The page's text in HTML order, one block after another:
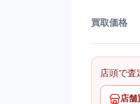
買取価格
店頭で査
店舗